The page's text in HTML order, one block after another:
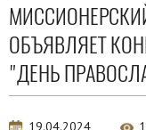
ОБЪЯВЛЯЕТ
"ДЕНЬ
19.04.2024